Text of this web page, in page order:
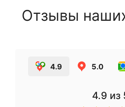
Отзывы
4.9 5.0
4.9 из